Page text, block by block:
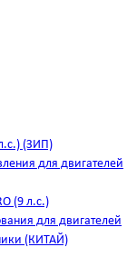
(ЗИП)
для двигателей
(9 л.с.)
для двигателей
(КИТАЙ)